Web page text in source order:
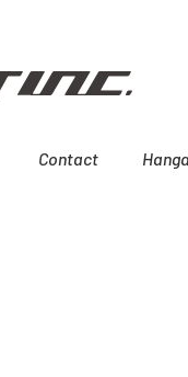
Contact